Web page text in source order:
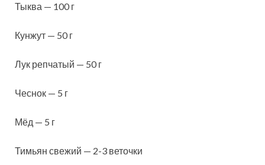
Тыква — 100 г
Кунжут — 50 г
Лук репчатый — 50 г
Чеснок — 5 г
Мёд — 5 г
Тимьян свежий — 2-3 веточки